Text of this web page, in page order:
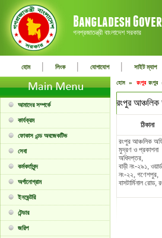
গনপ্রজাতন্ত্রী বাংলাদেশ সরকার
হোম | লিংক | যোগাযোগ | সাইট ম্যাপ
আমাদের সম্পর্কে
কার্যক্রম
ফোকাস এন্ড অবজেকটিভ
সেবা
কর্মকর্তাবৃন্দ
অর্গানোগ্রাম
ইনভেন্টরি
টেন্ডার
জরিপ
হোম » রংপুর রংপুর
রংপুর
ঠিকানা
রংপুর আঞ্চলিক
মুদ্রণ ও প্রকাশনা
অধিদপ্তর,
বাড়ী নং-২৯১, ওয়ার্ড
নং-২২, গণেশপুর,
বাসটার্মিনাল রোড,